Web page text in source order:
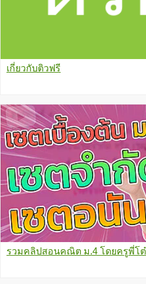
เกี่ยวกับติวฟรี
รวมคลิปสอนคณิต ม.4 โดยครูพี่โต๋